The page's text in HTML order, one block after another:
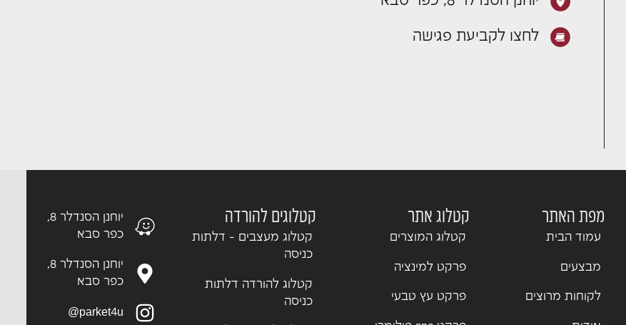
לחצו לקביעת פגישה
מפת האתר
עמוד הבית
מבצעים
לקוחות מרוצים
קטלוג אתר
קטלוג המוצרים
פרקט למינציה
פרקט עץ טבעי
קטלוגים להורדה
קטלוג מעצבים - דלתות
כניסה
קטלוג להורדה דלתות
כניסה
יוחנן הסנדלר 8,
כפר סבא
יוחנן הסנדלר 8,
כפר סבא
parket4u@